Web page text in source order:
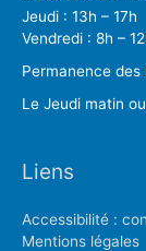
Jeudi : 13h – 17h
Vendredi : 8h –
Permanence des
Le Jeudi matin
Liens
Accessibilité :
Mentions légales